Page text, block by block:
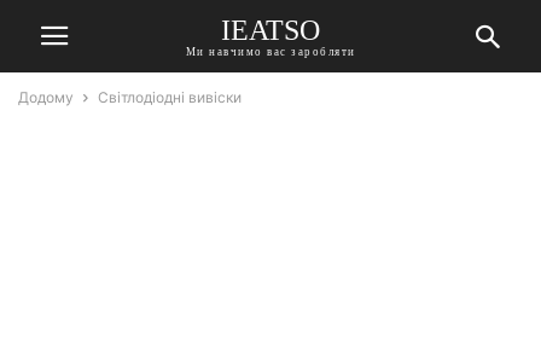
IEATSO
Ми навчимо вас заробляти
Додому Світлодіодні вивіски